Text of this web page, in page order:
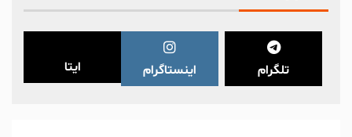
تلگرام اینستاگرام ایتا